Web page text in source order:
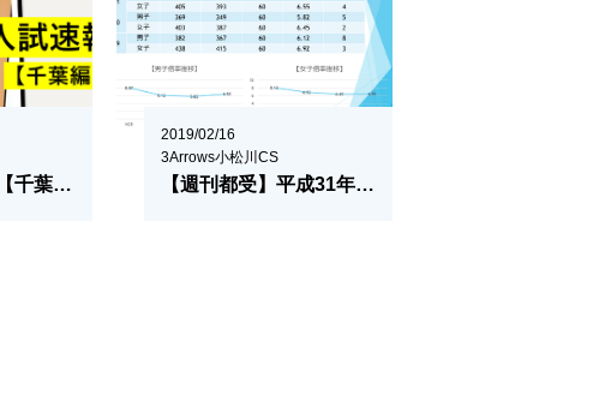
中学受験速報！【千葉編】
2019/02/16
3Arrows小松川CS
【週刊都受】平成31年度 入学者選抜